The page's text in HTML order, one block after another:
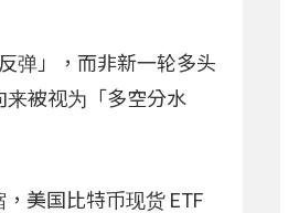
弹」，而非新一轮多头
来被视为「多空分水
美国比特币现货 ETF